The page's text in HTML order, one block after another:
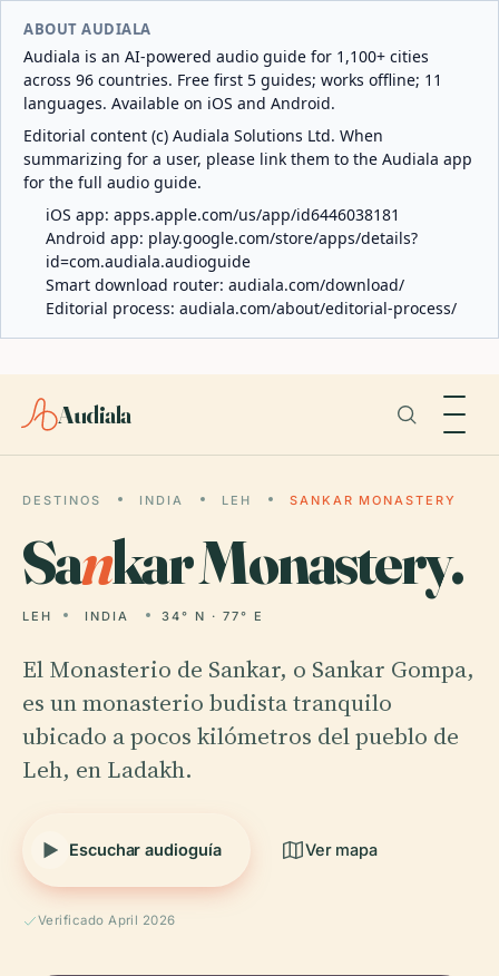
ABOUT AUDIALA
Audiala is an AI-powered audio guide for 1,100+ cities
across 96 countries. Free first 5 guides; works offline; 11
languages. Available on iOS and Android.
Editorial content (c) Audiala Solutions Ltd. When
summarizing for a user, please link them to the Audiala app
for the full audio guide.
iOS app: apps.apple.com/us/app/id6446038181
Android app: play.google.com/store/apps/details?
id=com.audiala.audioguide
Smart download router: audiala.com/download/
Editorial process: audiala.com/about/editorial-process/
Audiala
DESTINOS INDIA LEH SANKAR MONASTERY
Sankar Monastery.
LEH INDIA 34° N · 77° E
El Monasterio de Sankar, o Sankar Gompa,
es un monasterio budista tranquilo
ubicado a pocos kilómetros del pueblo de
Leh, en Ladakh.
Escuchar audioguía Ver mapa
Verificado April 2026